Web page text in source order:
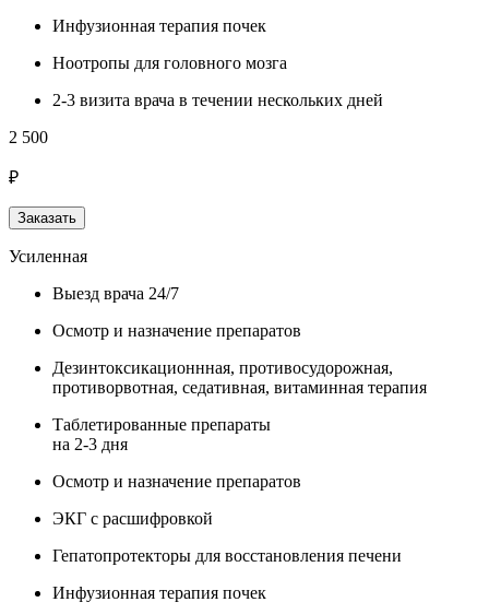
Инфузионная терапия почек
Ноотропы для головного мозга
2-3 визита врача в течении нескольких дней
2 500
₽
Заказать
Усиленная
Выезд врача 24/7
Осмотр и назначение препаратов
Дезинтоксикационнная, противосудорожная,
противорвотная, седативная, витаминная терапия
Таблетированные препараты
на 2-3 дня
Осмотр и назначение препаратов
ЭКГ с расшифровкой
Гепатопротекторы для восстановления печени
Инфузионная терапия почек